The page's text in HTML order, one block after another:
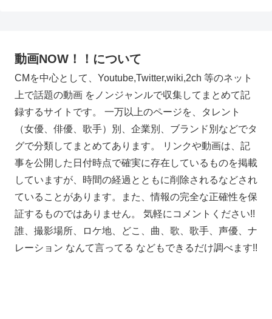
動画NOW！！について
CMを中心として、Youtube,Twitter,wiki,2ch 等のネット
上で話題の動画 をノンジャンルで収集してまとめて記
録するサイトです。 一万以上のページを、タレント
（女優、俳優、歌手）別、企業別、ブランド別などでタ
グで分類してまとめてあります。 リンクや動画は、記
事を公開した日付時点で確実に存在しているものを掲載
していますが、時間の経過とともに削除されるなどされ
ていることがあります。また、情報の完全な正確性を保
証するものではありません。 気軽にコメントください!!
誰、撮影場所、ロケ地、どこ、曲、歌、歌手、声優、ナ
レーション なんて言ってる などもできるだけ調べます!!